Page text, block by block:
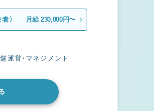
） 月給 230,000円〜
運営・マネジメント